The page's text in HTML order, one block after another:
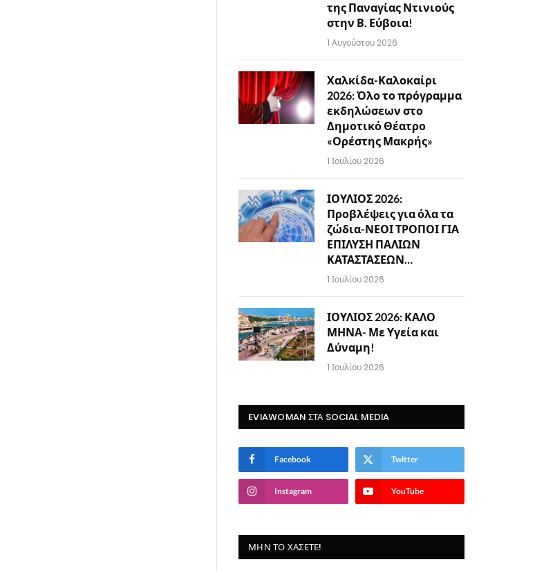
της Παναγίας Ντινιούς
στην Β. Εύβοια!
1 Αυγούστου 2026
Χαλκίδα-Καλοκαίρι
2026: Όλο το πρόγραμμα
εκδηλώσεων στο
Δημοτικό Θέατρο
«Ορέστης Μακρής»
1 Ιουλίου 2026
ΙΟΥΛΙΟΣ 2026:
Προβλέψεις για όλα τα
ζώδια-ΝΕΟΙ ΤΡΟΠΟΙ ΓΙΑ
ΕΠΙΛΥΣΗ ΠΑΛΙΩΝ
ΚΑΤΑΣΤΑΣΕΩΝ…
1 Ιουλίου 2026
ΙΟΥΛΙΟΣ 2026: ΚΑΛΟ
ΜΗΝΑ- Με Υγεία και
Δύναμη!
1 Ιουλίου 2026
EVIAWOMAN ΣΤΑ SOCIAL MEDIA
Facebook Twitter
Instagram YouTube
ΜΗΝ ΤΟ ΧΆΣΕΤΕ!